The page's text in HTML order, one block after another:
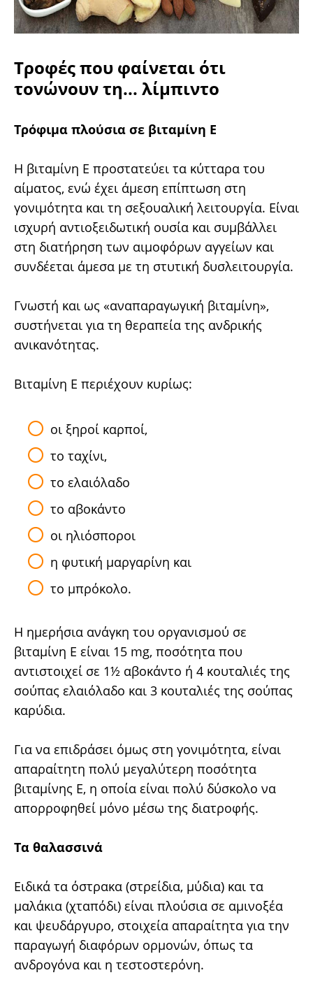
Τροφές που φαίνεται ότι
τονώνουν τη... λίμπιντο
Τρόφιμα πλούσια σε βιταμίνη E
Η βιταμίνη Ε προστατεύει τα κύτταρα του
αίματος, ενώ έχει άμεση επίπτωση στη
γονιμότητα και τη σεξουαλική λειτουργία. Είναι
ισχυρή αντιοξειδωτική ουσία και συμβάλλει
στη διατήρηση των αιμοφόρων αγγείων και
συνδέεται άμεσα με τη στυτική δυσλειτουργία.
Γνωστή και ως «αναπαραγωγική βιταμίνη»,
συστήνεται για τη θεραπεία της ανδρικής
ανικανότητας.
Βιταμίνη E περιέχουν κυρίως:
οι ξηροί καρποί,
το ταχίνι,
το ελαιόλαδο
το αβοκάντο
οι ηλιόσποροι
η φυτική μαργαρίνη και
το μπρόκολο.
Η ημερήσια ανάγκη του οργανισμού σε
βιταμίνη E είναι 15 mg, ποσότητα που
αντιστοιχεί σε 1½ αβοκάντο ή 4 κουταλιές της
σούπας ελαιόλαδο και 3 κουταλιές της σούπας
καρύδια.
Για να επιδράσει όμως στη γονιμότητα, είναι
απαραίτητη πολύ μεγαλύτερη ποσότητα
βιταμίνης E, η οποία είναι πολύ δύσκολο να
απορροφηθεί μόνο μέσω της διατροφής.
Tα θαλασσινά
Ειδικά τα όστρακα (στρείδια, μύδια) και τα
μαλάκια (χταπόδι) είναι πλούσια σε αμινοξέα
και ψευδάργυρο, στοιχεία απαραίτητα για την
παραγωγή διαφόρων ορμονών, όπως τα
ανδρογόνα και η τεστοστερόνη.